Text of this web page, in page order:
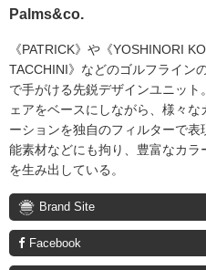
Palms&co.
《PATRICK》や《YOSHINORI
TACCHINI》などのゴルフライン
で手がける先鋭デザインユニッ
ェアをベースにしながら、様々
ーションを独自のフィルターで
能素材などにも拘り、豊富なカ
を生み出している。
Brand Site
Facebook